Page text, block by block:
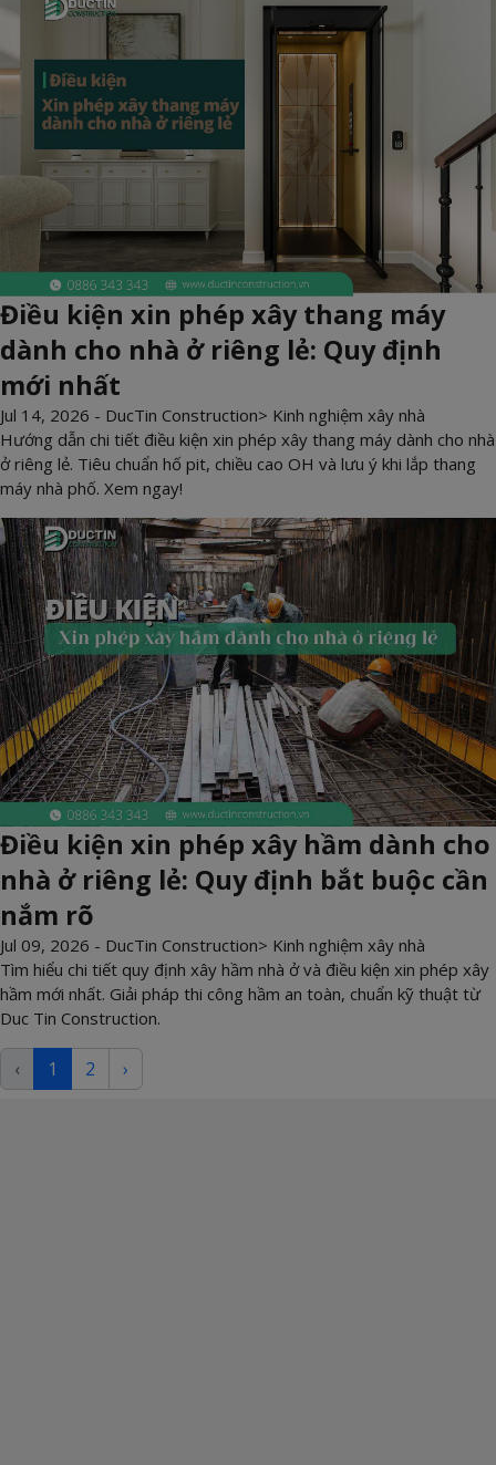
Điều kiện xin phép xây thang máy
dành cho nhà ở riêng lẻ: Quy định
mới nhất
Jul 14, 2026 - DucTin Construction> Kinh nghiệm xây nhà
Hướng dẫn chi tiết điều kiện xin phép xây thang máy dành cho nhà
ở riêng lẻ. Tiêu chuẩn hố pit, chiều cao OH và lưu ý khi lắp thang
máy nhà phố. Xem ngay!
Điều kiện xin phép xây hầm dành cho
nhà ở riêng lẻ: Quy định bắt buộc cần
nắm rõ
Jul 09, 2026 - DucTin Construction> Kinh nghiệm xây nhà
Tìm hiểu chi tiết quy định xây hầm nhà ở và điều kiện xin phép xây
hầm mới nhất. Giải pháp thi công hầm an toàn, chuẩn kỹ thuật từ
Duc Tin Construction.
‹ 1 2 ›